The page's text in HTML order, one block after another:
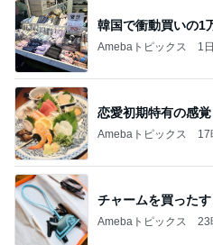
韓国で衝動買いの1
Amebaトピックス 1
恋愛初期特有の感
Amebaトピックス 17
チャームを買った
Amebaトピックス 23